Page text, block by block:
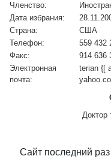
Международное
Молодежные
Фотогалерея
Видеогалерея
Журнал "В мире науки"
Членство:
Дата избрания:
Страна:
США
Телефон:
559 432
Факс:
914 636
Электронная
почта:
terian {[
Доктор
Сайт последний